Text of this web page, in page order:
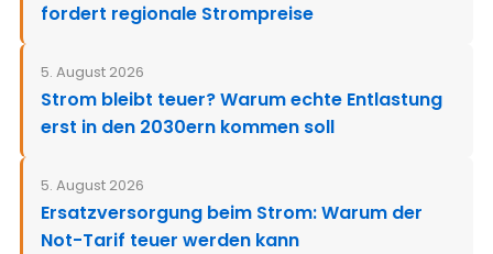
fordert regionale Strompreise
5. August 2026
Strom bleibt teuer? Warum echte Entlastung
erst in den 2030ern kommen soll
5. August 2026
Ersatzversorgung beim Strom: Warum der
Not-Tarif teuer werden kann